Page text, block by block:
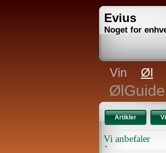
Evius
Noget for
Vin Øl
ØlGuide
Artikler
Vi anbefaler